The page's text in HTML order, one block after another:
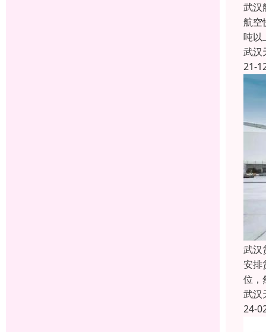
武汉
航空
吨以
武汉
21-
武汉
安排
位，
武汉
24-